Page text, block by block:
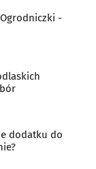
-
dodatku do